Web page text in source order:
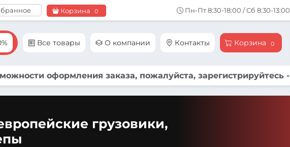
Корзина 0 Пн-Пт 8:30-18:00 / Сб 8:30-13:00
Все товары О компании Контакты Корзина 0
оформления заказа, пожалуйста, зарегистрируйтесь -
грузовики,